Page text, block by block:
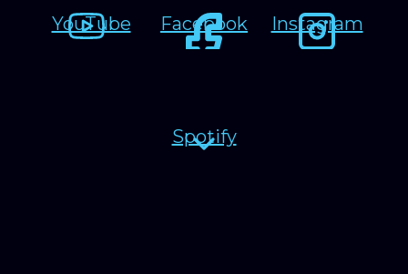
YouTube Facebook Instagram
Spotify